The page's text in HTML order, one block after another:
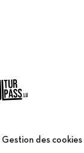
Gestion des cookies